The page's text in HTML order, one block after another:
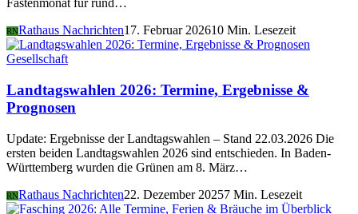
Fastenmonat für rund…
RNRathaus Nachrichten17. Februar 202610 Min. Lesezeit
Gesellschaft
Landtagswahlen 2026: Termine, Ergebnisse &
Prognosen
Update: Ergebnisse der Landtagswahlen – Stand 22.03.2026 Die
ersten beiden Landtagswahlen 2026 sind entschieden. In Baden-
Württemberg wurden die Grünen am 8. März…
RNRathaus Nachrichten22. Dezember 20257 Min. Lesezeit